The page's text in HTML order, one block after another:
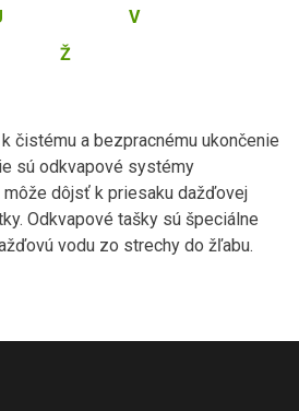
V
Ž
čistému a bezpracnému ukončenie
sú odkvapové systémy
môže dôjsť k priesaku dažďovej
Odkvapové tašky sú špeciálne
vodu zo strechy do žľabu.